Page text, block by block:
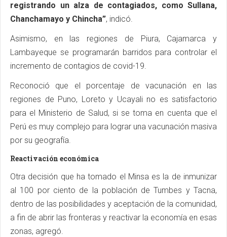
registrando un alza de contagiados, como Sullana,
Chanchamayo y Chincha”, indicó.
Asimismo, en las regiones de Piura, Cajamarca y
Lambayeque se programarán barridos para controlar el
incremento de contagios de covid-19.
Reconoció que el porcentaje de vacunación en las
regiones de Puno, Loreto y Ucayali no es satisfactorio
para el Ministerio de Salud, si se toma en cuenta que el
Perú es muy complejo para lograr una vacunación masiva
por su geografía.
Reactivación económica
Otra decisión que ha tomado el Minsa es la de inmunizar
al 100 por ciento de la población de Tumbes y Tacna,
dentro de las posibilidades y aceptación de la comunidad,
a fin de abrir las fronteras y reactivar la economía en esas
zonas, agregó.